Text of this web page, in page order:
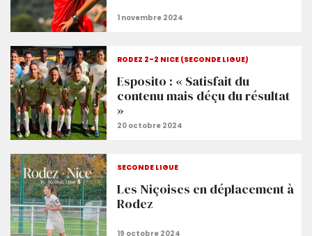
RODEZ 2-2 NICE (SECONDE LIGUE)
Esposito : « Satisfait du
contenu mais déçu du résultat
»
SECONDE LIGUE
Les Niçoises en déplacement à
Rodez